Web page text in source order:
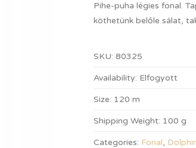
Pihe-puha légies fonal.
köthetünk belőle sálat,
SKU: 80325
Availability: Elfogyott
Size: 120 m
Shipping Weight: 100 g
Categories: Fonal,